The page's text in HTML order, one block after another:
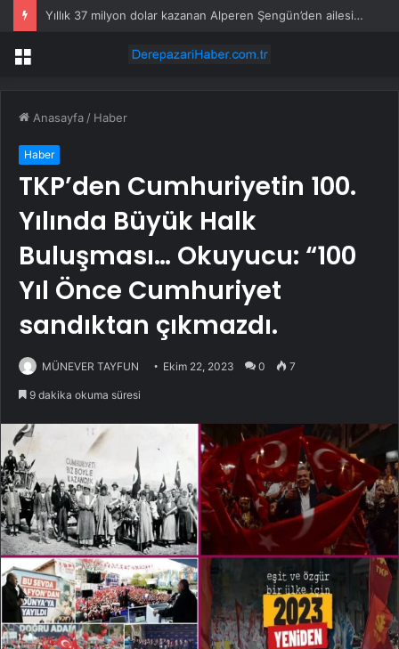
Yıllık 37 milyon dolar kazanan Alperen Şengün’den ailesine servet değerinde hediye
Menü
Anasayfa / Haber
Haber
TKP’den Cumhuriyetin 100.
Yılında Büyük Halk
Buluşması… Okuyucu: “100
Yıl Önce Cumhuriyet
sandıktan çıkmazdı.
MÜNEVER TAYFUN Ekim 22, 2023 0 7
9 dakika okuma süresi